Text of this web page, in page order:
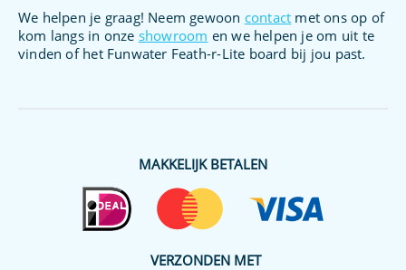
We helpen je graag! Neem gewoon contact met ons op of
kom langs in onze showroom en we helpen je om uit te
vinden of het Funwater Feath-r-Lite board bij jou past.
MAKKELIJK BETALEN
VERZONDEN MET